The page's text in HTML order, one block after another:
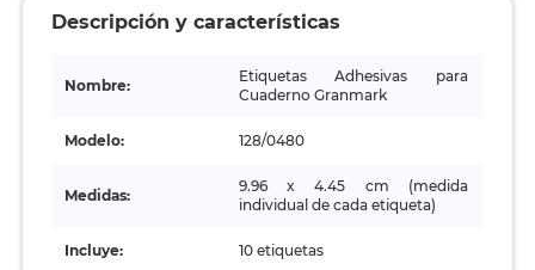
Descripción y características
Nombre:
Etiquetas Adhesivas para
Cuaderno Granmark
Modelo: 128/0480
Medidas:
9.96 x 4.45 cm (medida
individual de cada etiqueta)
Incluye: 10 etiquetas